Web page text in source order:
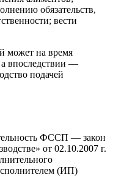
обязательств,
вести
может на время
впоследствии —
подачей
ФССП — закон
от 02.10.2007 г.
(ИП)